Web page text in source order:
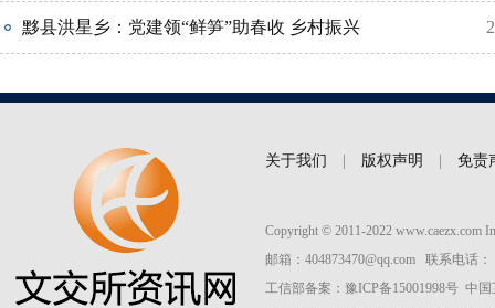
黟县洪星乡：党建领“鲜笋”助春收 乡村振兴
关于我们 版权声明 免责
Copyright © 2011-2022 www.caezx.com
邮箱：404873470@qq.com 联系电话
工信部备案： 豫ICP备15001998号 中国